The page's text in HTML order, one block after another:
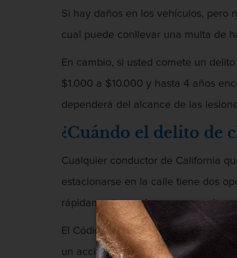
Si hay daños en los vehículos, pero
cual puede conllevar una multa de
En cambio, si usted comete un
$1.000 a $10.000 y hasta 4 años
dependerá del alcance de las
¿Cuándo el delito de
Cualquier conductor de California
estacionarse en la calle tiene dos
rápidamente con la esperanza de
El Código Vehicular 20002 es la
un accidente, sin detenerse ni